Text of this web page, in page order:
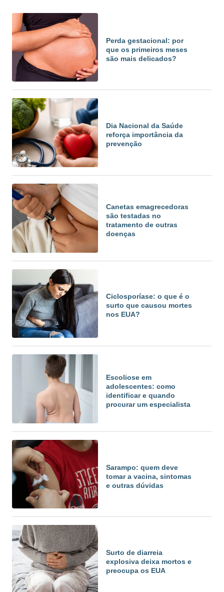
Perda gestacional: por
que os primeiros meses
são mais delicados?
Dia Nacional da Saúde
reforça importância da
prevenção
Canetas emagrecedoras
são testadas no
tratamento de outras
doenças
Ciclosporíase: o que é o
surto que causou mortes
nos EUA?
Escoliose em
adolescentes: como
identificar e quando
procurar um especialista
Sarampo: quem deve
tomar a vacina, sintomas
e outras dúvidas
Surto de diarreia
explosiva deixa mortos e
preocupa os EUA